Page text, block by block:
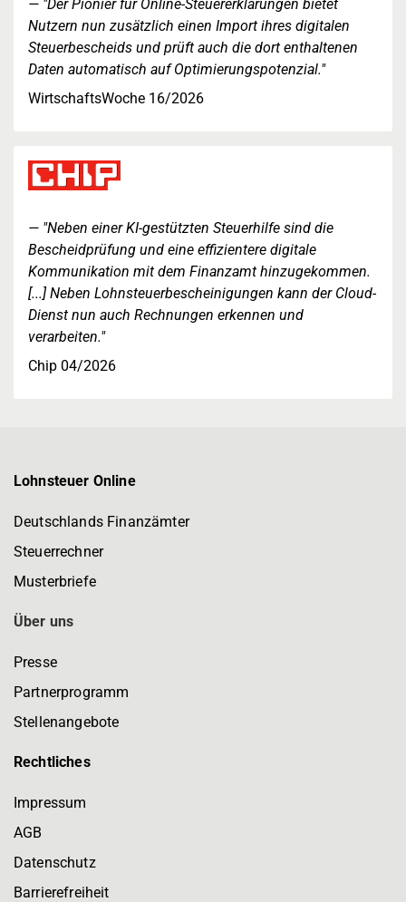
"Der Pionier für Online-Steuererklärungen bietet
Nutzern nun zusätzlich einen Import ihres digitalen
Steuerbescheids und prüft auch die dort enthaltenen
Daten automatisch auf Optimierungspotenzial."
WirtschaftsWoche 16/2026
"Neben einer KI-gestützten Steuerhilfe sind die
Bescheidprüfung und eine effizientere digitale
Kommunikation mit dem Finanzamt hinzugekommen.
[...] Neben Lohnsteuerbescheinigungen kann der Cloud-
Dienst nun auch Rechnungen erkennen und
verarbeiten."
Chip 04/2026
Lohnsteuer Online
Deutschlands Finanzämter
Steuerrechner
Musterbriefe
Über uns
Presse
Partnerprogramm
Stellenangebote
Rechtliches
Impressum
AGB
Datenschutz
Barrierefreiheit